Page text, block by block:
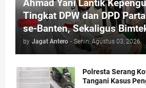
Ahmad Yani Lantik
Tingkat DPW dan DPD
se-Banten, Sekaligus
by Jagat Antero - Senin, Agustus 03, 2026
Polresta Serang
Tangani Kasus